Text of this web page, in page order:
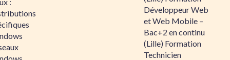
Développeur Web
et Web Mobile –
Bac+2 en continu
(Lille) Formation
Technicien